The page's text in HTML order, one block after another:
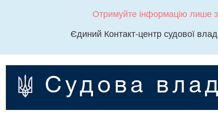
Отримуйте інформацію лише
Єдиний Контакт-центр судової
Судова